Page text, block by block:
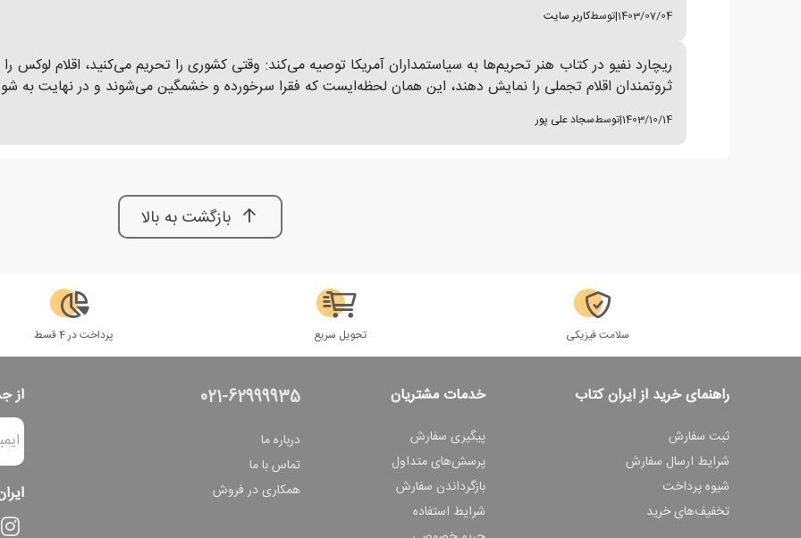
1403/07/04
|توسطکاربر سایت
ریچارد نفیو در کتاب هنر تحریم‌ها به سیاستمداران آمریکا توصیه می‌کند: وقتی کشوری را تحریم می‌کنید، اقلام لوکس
ثروتمندان اقلام تجملی را نمایش دهند، این همان لحظه‌ایست که فقرا سرخورده و خشمگین می‌شوند و در نهایت به
1403/10/14
|توسطسجاد علی پور
بازگشت به بالا
سلامت فیزیکی تحویل سریع پرداخت در 4 قسط
راهنمای خرید از ایران کتاب
ثبت سفارش
شرایط ارسال سفارش
شیوه پرداخت
تخفیف‌های خرید
خدمات مشتریان
پیگیری سفارش
پرسش‌های متداول
بازگرداندن سفارش
شرایط استفاده
021-62999935
درباره ما
تماس با ما
همکاری در فروش
از